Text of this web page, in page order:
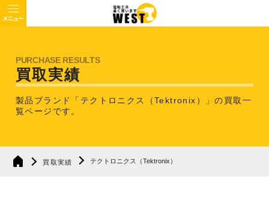
買取実績
製品ブランド「テクトロニクス（Tektronix）」の買取一
覧ページです。
買取実績 テクトロニクス（Tektronix）